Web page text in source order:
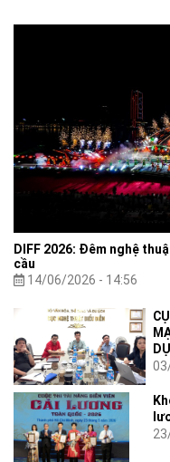
DIFF 2026: Đêm nghệ
cầu
14/06/2026 - 14:56